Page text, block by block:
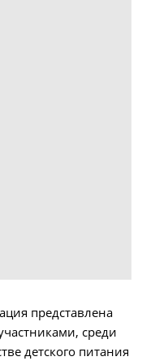
представлена
среди
детского питания